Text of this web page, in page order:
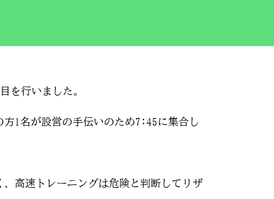
を行いました。
1名が設営の手伝いのため7:45に集合し
高速トレーニングは危険と判断してリザ